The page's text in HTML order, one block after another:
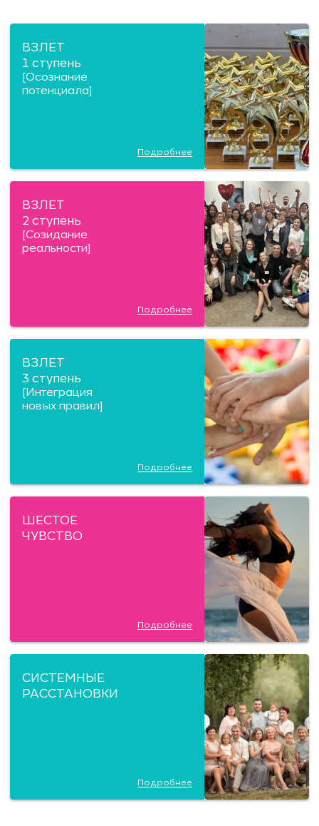
ВЗЛЕТ
1 ступень
[Осознание
потенциала]
Подробнее
ВЗЛЕТ
2 ступень
[Созидание
реальности]
Подробнее
ВЗЛЕТ
3 ступень
[Интеграция
новых правил]
Подробнее
ШЕСТОЕ
ЧУВСТВО
Подробнее
СИСТЕМНЫЕ
РАССТАНОВКИ
Подробнее